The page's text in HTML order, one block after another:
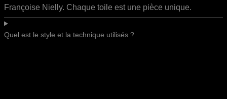
Françoise Nielly. Chaque toile est une pièce unique.
Quel est le style et la technique utilisés ?